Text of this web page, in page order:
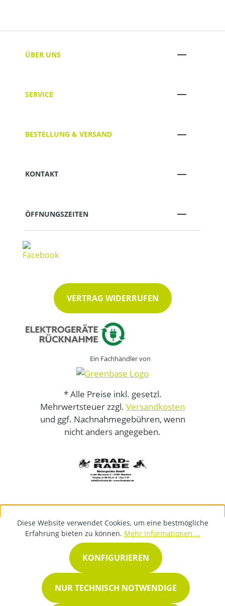
ÜBER UNS
SERVICE
BESTELLUNG & VERSAND
KONTAKT
ÖFFNUNGSZEITEN
VERTRAG WIDERRUFEN
Ein Fachhändler von
* Alle Preise inkl. gesetzl.
Mehrwertsteuer zzgl. Versandkosten
und ggf. Nachnahmegebühren, wenn
nicht anders angegeben.
Diese Website verwendet Cookies, um eine bestmögliche
Erfahrung bieten zu können. Mehr Informationen ...
NUR TECHNISCH NOTWENDIGE
KONFIGURIEREN